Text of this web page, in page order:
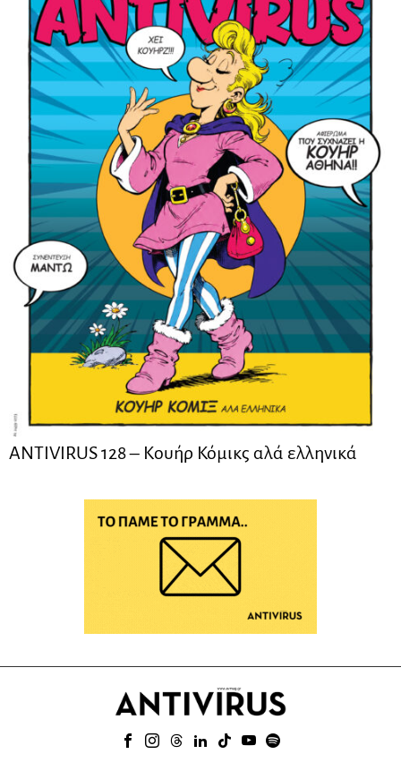
ANTIVIRUS 128 – Kουήρ Κόμικς αλά ελληνικά